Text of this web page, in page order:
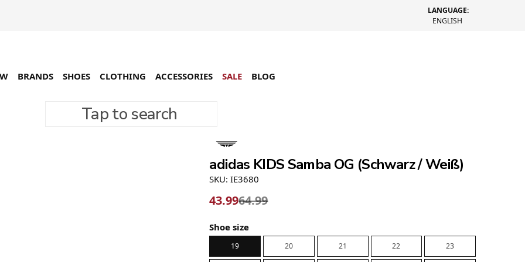
LANGUAGE:
ENGLISH
Tap to search
BRANDS SHOES CLOTHING ACCESSORIES SALE BLOG
adidas KIDS Samba OG (Schwarz / Weiß)
SKU: IE3680
43.9964.99
Shoe size
19 20 21 22 23